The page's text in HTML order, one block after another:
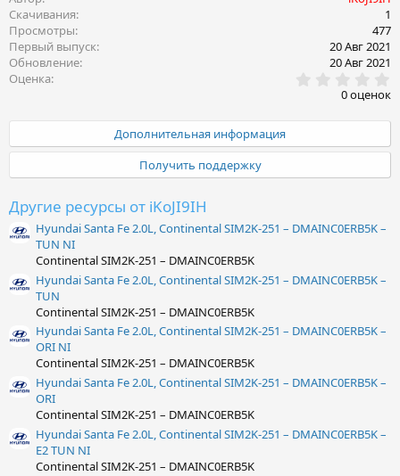
Скачивания
1
Просмотры
477
Первый выпуск
20 Авг 2021
Обновление
20 Авг 2021
Оценка
.
0
0
в
ё
з
0 оценок
Дополнительная информация
Получить поддержку
Другие ресурсы от iKoJI9IH
Hyundai Santa Fe 2.0L, Continental SIM2K-251 – DMAINC0ERB5K –
TUN NI
Continental SIM2K-251 – DMAINC0ERB5K
Hyundai Santa Fe 2.0L, Continental SIM2K-251 – DMAINC0ERB5K –
TUN
Continental SIM2K-251 – DMAINC0ERB5K
Hyundai Santa Fe 2.0L, Continental SIM2K-251 – DMAINC0ERB5K –
ORI NI
Continental SIM2K-251 – DMAINC0ERB5K
Hyundai Santa Fe 2.0L, Continental SIM2K-251 – DMAINC0ERB5K –
ORI
Continental SIM2K-251 – DMAINC0ERB5K
Hyundai Santa Fe 2.0L, Continental SIM2K-251 – DMAINC0ERB5K –
E2 TUN NI
Continental SIM2K-251 – DMAINC0ERB5K